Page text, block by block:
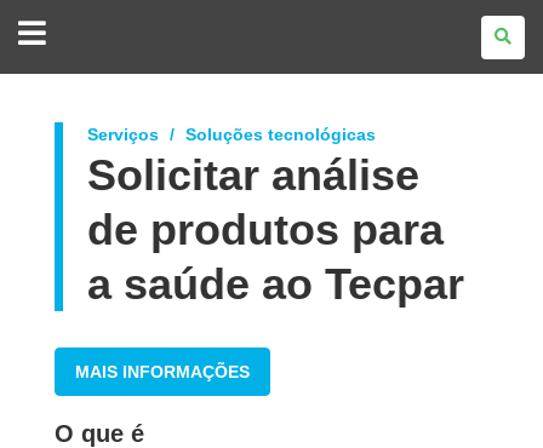
DO
Serviços Soluções tecnológicas
Solicitar análise
de produtos para
a saúde ao Tecpar
MAIS INFORMAÇÕES
O que é